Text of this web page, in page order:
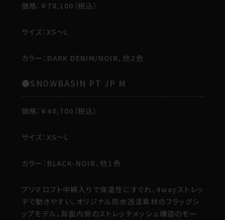
価格：￥78,100（税込）
サイズ：XS～L
カラー：DARK DENIM/NOIR、他２色
●SNOWBASIN PT JP M
価格：￥40,700（税込）
サイズ：XS～L
カラー：BLACK-NOIR、他１色
プリマロフト中綿入りで保温性にすぐれ、4wayストレッ
チで動きやすい。オリジナル防水透湿素材のフラッグシ
ップモデル。背面内側のストレッチメッシュ構造のモー